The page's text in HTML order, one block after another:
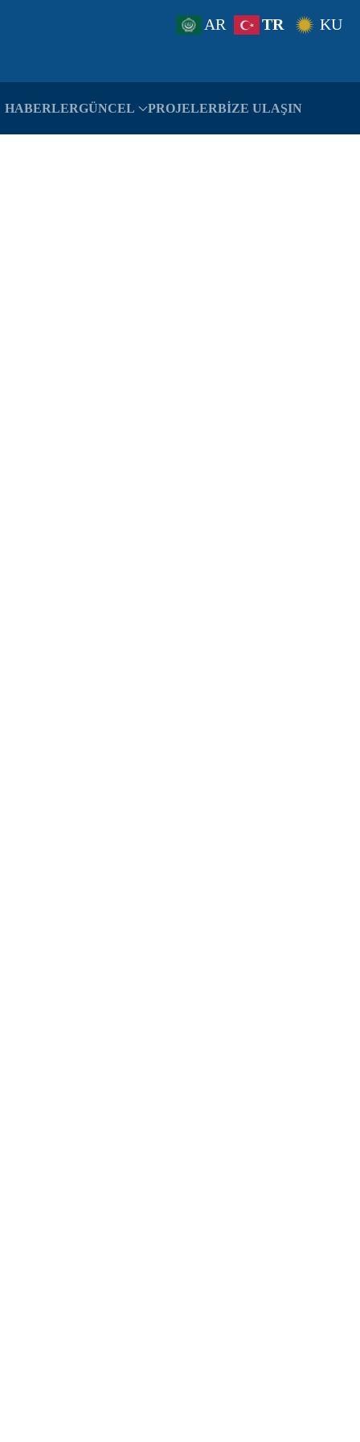
AR TR KU
HABERLERGÜNCEL PROJELERBIZE ULAŞIN